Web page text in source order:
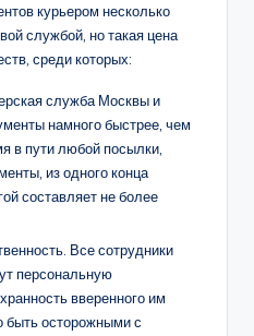
курьером несколько
службой, но такая цена
среди которых:
служба Москвы и
намного быстрее, чем
в пути любой посылки,
из одного конца
составляет не более
Все сотрудники
персональную
вверенного им
быть осторожными с